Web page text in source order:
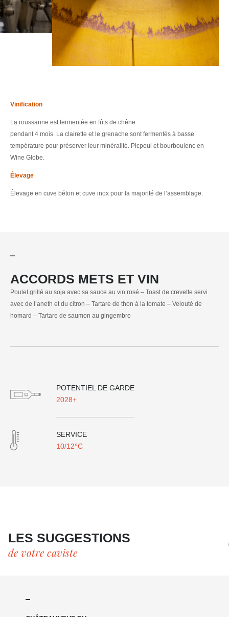
Vinification
La roussanne est fermentée en fûts de chêne
pendant 4 mois. La clairette et le grenache sont fermentés à basse
température pour préserver leur minéralité. Picpoul et bourboulenc en
Wine Globe.
Élevage
Élevage en cuve béton et cuve inox pour la majorité de l’assemblage.
ACCORDS METS ET VIN
Poulet grillé au soja avec sa sauce au vin rosé – Toast de crevette servi
avec de l’aneth et du citron – Tartare de thon à la tomate – Velouté de
homard – Tartare de saumon au gingembre
POTENTIEL DE GARDE
2028+
SERVICE
10/12°C
LES SUGGESTIONS
de votre caviste